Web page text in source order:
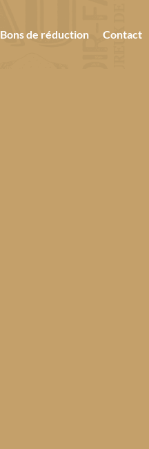
Bons de réduction Contact